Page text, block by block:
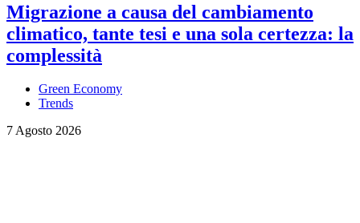
Migrazione a causa del cambiamento
climatico, tante tesi e una sola certezza: la
complessità
Green Economy
Trends
7 Agosto 2026